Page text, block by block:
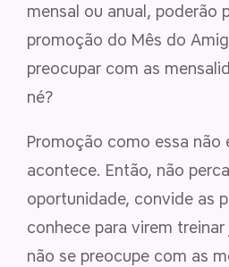
mensal ou anual, poderão
promoção do Mês do
preocupar com as
né?
Promoção como essa não
acontece. Então, não
oportunidade, convide as
conhece para virem
não se preocupe com as